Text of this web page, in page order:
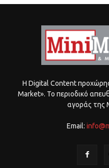
Η Digital Content
Market». Το περιοδικό
αγοράς της
Email: